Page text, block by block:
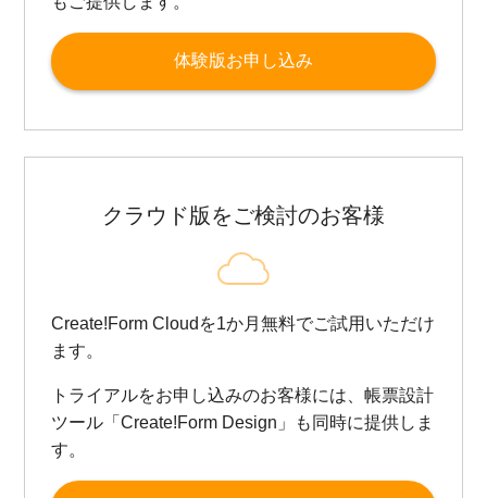
体験版お申し込み
クラウド版をご検討のお客様
Create!Form Cloudを1か月無料でご試用いただけ
ます。
トライアルをお申し込みのお客様には、帳票設計
ツール「Create!Form Design」も同時に提供しま
す。